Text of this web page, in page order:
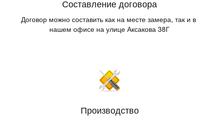
Составление договора
Договор можно составить как на месте замера, так и в
нашем офисе на улице Аксакова 38Г
Производство